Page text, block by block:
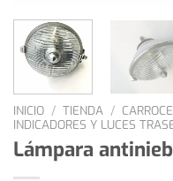
INICIO / TIENDA /
INDICADORES Y LUCES
Lámpara